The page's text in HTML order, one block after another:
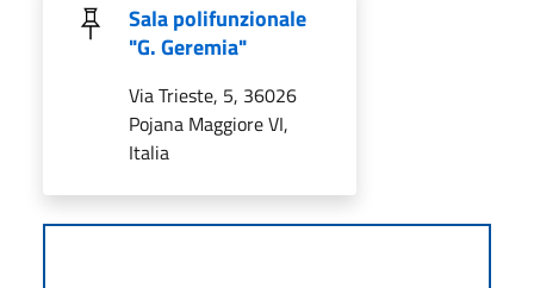
Sala polifunzionale
"G. Geremia"
Via Trieste, 5, 36026
Pojana Maggiore VI,
Italia